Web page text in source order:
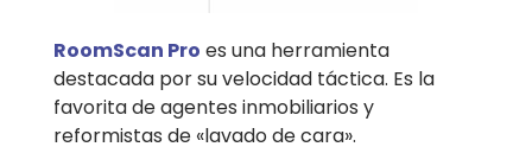
RoomScan Pro es una herramienta
destacada por su velocidad táctica. Es la
favorita de agentes inmobiliarios y
reformistas de «lavado de cara».